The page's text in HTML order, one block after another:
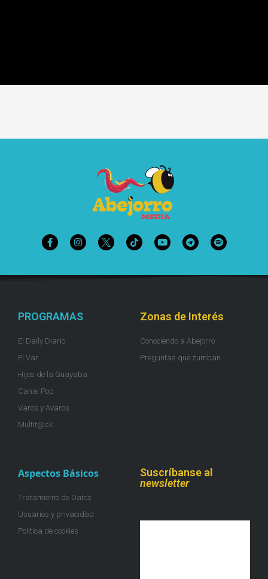
PROGRAMAS
El Daily Diario
El Var
Hijos de la Guayaba
Canal Pop
Varos y Avaros
Multit@sk
Zonas de Interés
Conociendo a Abejorro
Preguntas que zumban
Aspectos Básicos
Tratamiento de Datos
Usuarios y privacidad
Política de cookies
Suscríbanse al
newsletter